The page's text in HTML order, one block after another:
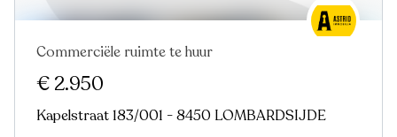
Nieuw
Commerciële ruimte te huur
€ 2.950
Kapelstraat 183/001 - 8450 LOMBARDSIJDE